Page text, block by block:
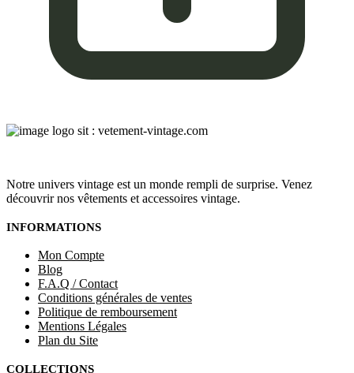
Notre univers vintage est un monde rempli de surprise. Venez
découvrir nos vêtements et accessoires vintage.
INFORMATIONS
Mon Compte
Blog
F.A.Q / Contact
Conditions générales de ventes
Politique de remboursement
Mentions Légales
Plan du Site
COLLECTIONS